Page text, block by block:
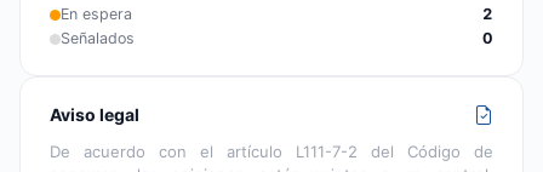
En espera
2
Señalados
0
Aviso legal
De acuerdo con el artículo L111-7-2 del Código de